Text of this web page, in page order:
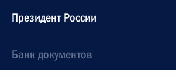
Президент России
Банк документов